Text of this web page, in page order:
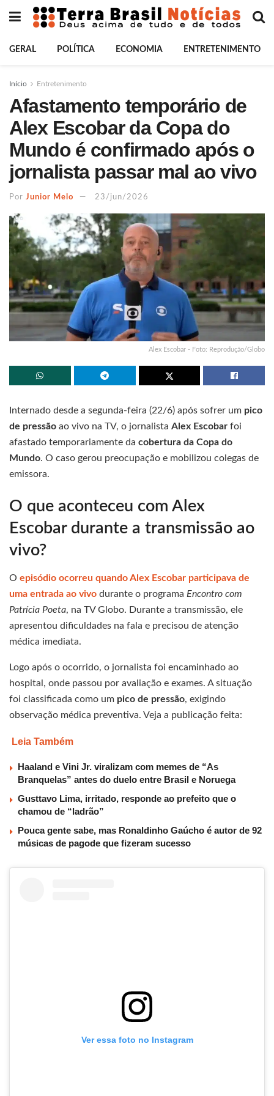
GERAL POLÍTICA ECONOMIA ENTRETENIMENTO
Início Entretenimento
Afastamento temporário de
Alex Escobar da Copa do
Mundo é confirmado após o
jornalista passar mal ao vivo
Por Junior Melo 23/jun/2026
Alex Escobar - Foto: Reprodução/Globo
Internado desde a segunda-feira (22/6) após sofrer um pico
de pressão ao vivo na TV, o jornalista Alex Escobar foi
afastado temporariamente da cobertura da Copa do
Mundo. O caso gerou preocupação e mobilizou colegas de
emissora.
O que aconteceu com Alex
Escobar durante a transmissão ao
vivo?
O episódio ocorreu quando Alex Escobar participava de
uma entrada ao vivo durante o programa Encontro com
Patrícia Poeta, na TV Globo. Durante a transmissão, ele
apresentou dificuldades na fala e precisou de atenção
médica imediata.
Logo após o ocorrido, o jornalista foi encaminhado ao
hospital, onde passou por avaliação e exames. A situação
foi classificada como um pico de pressão, exigindo
observação médica preventiva. Veja a publicação feita:
Leia Também
Haaland e Vini Jr. viralizam com memes de “As
Branquelas” antes do duelo entre Brasil e Noruega
Gusttavo Lima, irritado, responde ao prefeito que o
chamou de “ladrão”
Pouca gente sabe, mas Ronaldinho Gaúcho é autor de 92
músicas de pagode que fizeram sucesso
Ver essa foto no Instagram